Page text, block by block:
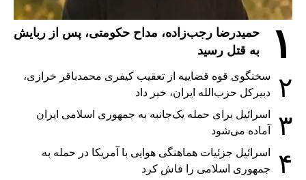
۱
حمیدرضا رجب‌زاده، مداح حکومتی، پس از ربایش
به قتل رسید
۲
سخنگوی قوه قضاییه از تعقیب کیفری محمدباقر خرازی،
دبیر‌کل حزب‌الله ایران، خبر داد
۳
اسرائیل برای حمله یک‌جانبه به جمهوری اسلامی ایران
آماده می‌شود
۴
اسرائیل جزئیات هماهنگی هوایی با آمریکا در حمله به
جمهوری اسلامی را فاش کرد